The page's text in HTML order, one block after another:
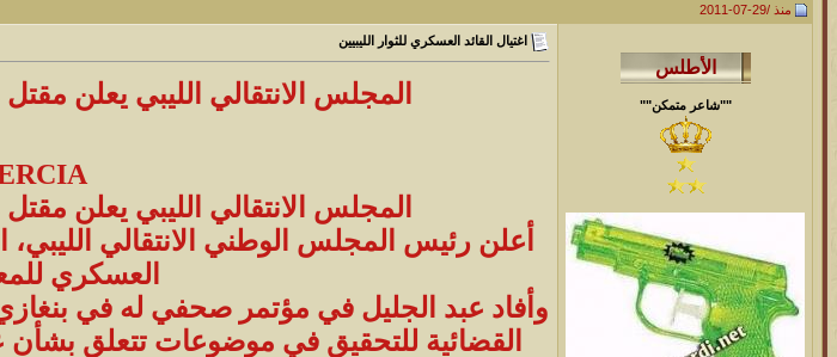
منذ /29-07-2011
""شاعر متمكن""
اغتيال القائد العسكري للثوار الليبيين
المجلس الانتقالي الليبي يعلن
المجلس الانتقالي الليبي يعلن
أعلن رئيس المجلس الوطني الانتقالي الليبي،
العسكري
القضائية للتحقيق في موضوعات تتعلق